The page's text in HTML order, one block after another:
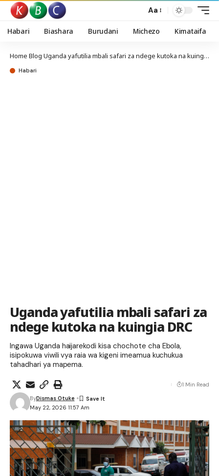
Aa
Habari Biashara Burudani Michezo Kimataifa
Home Blog Uganda yafutilia mbali safari za ndege kutoka na kuingia DRC
Habari
Uganda yafutilia mbali safari za
ndege kutoka na kuingia DRC
Ingawa Uganda haijarekodi kisa chochote cha Ebola,
isipokuwa viwili vya raia wa kigeni imeamua kuchukua
tahadhari ya mapema.
May 22, 2026 11:57 Am
ByDismas Otuke
1 Min Read